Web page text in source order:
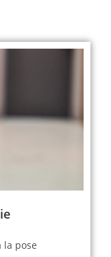
la pose